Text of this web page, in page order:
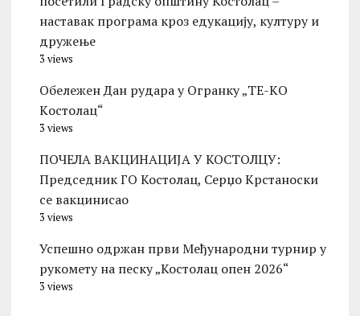
наставак програма кроз едукацију, културу и
дружење
3 views
Обележен Дан рудара у Огранку „ТЕ-KО
Kостолац“
3 views
ПОЧЕЛА ВАКЦИНАЦИЈА У КОСТОЛЦУ:
Председник ГО Костолац, Серџо Крстаноски
се вакцинисао
3 views
Успешно одржан први Међународни турнир у
рукомету на песку „Костолац опен 2026“
3 views